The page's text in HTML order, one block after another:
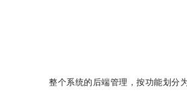
整个系统的后端管理，按功能划